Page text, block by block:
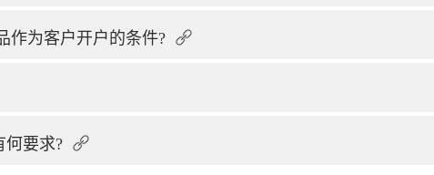
作为客户开户的条件?
何要求?